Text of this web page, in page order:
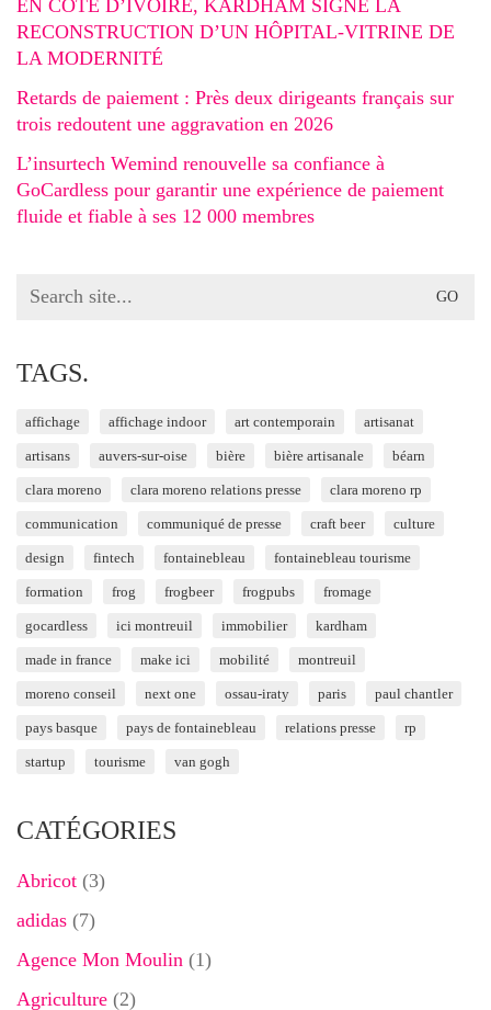
EN CÔTE D’IVOIRE, KARDHAM SIGNE LA
RECONSTRUCTION D’UN HÔPITAL-VITRINE DE
LA MODERNITÉ
Retards de paiement : Près deux dirigeants français sur
trois redoutent une aggravation en 2026
L’insurtech Wemind renouvelle sa confiance à
GoCardless pour garantir une expérience de paiement
fluide et fiable à ses 12 000 membres
Search
TAGS.
affichage affichage indoor art contemporain artisanat
artisans auvers-sur-oise bière bière artisanale béarn
clara moreno clara moreno relations presse clara moreno rp
communication communiqué de presse craft beer culture
design fintech fontainebleau fontainebleau tourisme
formation frog frogbeer frogpubs fromage
gocardless ici montreuil immobilier kardham
made in france make ici mobilité montreuil
moreno conseil next one ossau-iraty paris paul chantler
pays basque pays de fontainebleau relations presse rp
startup tourisme van gogh
CATÉGORIES
Abricot (3)
adidas (7)
Agence Mon Moulin (1)
Agriculture (2)